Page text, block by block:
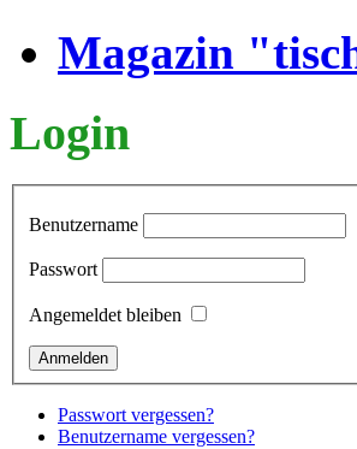
Magazin
Login
Benutzername
Passwort
Angemeldet bleiben
Passwort vergessen?
Benutzername vergessen?